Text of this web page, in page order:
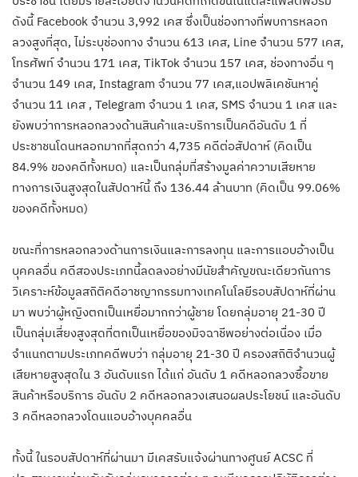
ดังนี้ Facebook จำนวน 3,992 เคส ซึ่งเป็นช่องทางที่พบการหลอก
ลวงสูงที่สุด, ไม่ระบุช่องทาง จำนวน 613 เคส, Line จำนวน 577 เคส,
โทรศัพท์ จำนวน 171 เคส, TikTok จำนวน 157 เคส, ช่องทางอื่น ๆ
จำนวน 149 เคส, Instagram จำนวน 77 เคส,แอปพลิเคชันหาคู่
จำนวน 11 เคส , Telegram จำนวน 1 เคส, SMS จำนวน 1 เคส และ
ยังพบว่าการหลอกลวงด้านสินค้าและบริการเป็นคดีอันดับ 1 ที่
ประชาชนโดนหลอกมากที่สุดกว่า 4,735 คดีต่อสัปดาห์ (คิดเป็น
84.9% ของคดีทั้งหมด) และเป็นกลุ่มที่สร้างมูลค่าความเสียหาย
ทางการเงินสูงสุดในสัปดาห์นี้ ถึง 136.44 ล้านบาท (คิดเป็น 99.06%
ของคดีทั้งหมด)
ขณะที่การหลอกลวงด้านการเงินและการลงทุน และการแอบอ้างเป็น
บุคคลอื่น คดีสองประเภทนี้ลดลงอย่างมีนัยสำคัญขณะเดียวกันการ
วิเคราะห์ข้อมูลสถิติคดีอาชญากรรมทางเทคโนโลยีรอบสัปดาห์ที่ผ่าน
มา พบว่าผู้หญิงตกเป็นเหยื่อมากกว่าผู้ชาย โดยกลุ่มอายุ 21-30 ปี
เป็นกลุ่มเสี่ยงสูงสุดที่ตกเป็นเหยื่อของมิจฉาชีพอย่างต่อเนื่อง เมื่อ
จำแนกตามประเภทคดีพบว่า กลุ่มอายุ 21-30 ปี ครองสถิติจำนวนผู้
เสียหายสูงสุดใน 3 อันดับแรก ได้แก่ อันดับ 1 คดีหลอกลวงซื้อขาย
สินค้าหรือบริการ อันดับ 2 คดีหลอกลวงเสนอผลประโยชน์ และอันดับ
3 คดีหลอกลวงโดนแอบอ้างบุคคลอื่น
ทั้งนี้ ในรอบสัปดาห์ที่ผ่านมา มีเคสรับแจ้งผ่านทางศูนย์ ACSC ที่